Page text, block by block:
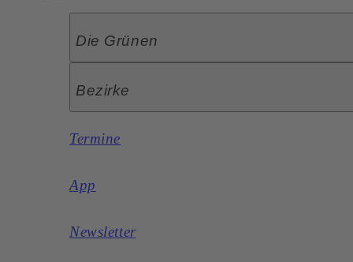
Die Grünen
Bezirke
Termine
App
Newsletter